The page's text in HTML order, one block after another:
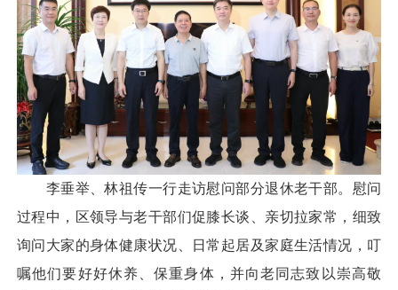
李垂举、林祖传一行走访慰问部分退休老干部。慰问
过程中，区领导与老干部们促膝长谈、亲切拉家常，细致
询问大家的身体健康状况、日常起居及家庭生活情况，叮
嘱他们要好好休养、保重身体，并向老同志致以崇高敬